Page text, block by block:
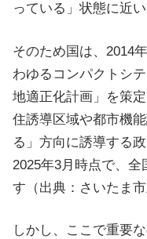
っている」状態に近い
そのため国は、2014
わゆるコンパクトシ
地適正化計画」を策
住誘導区域や都市機
る」方向に誘導する
2025年3月時点で、
す（出典：さいたま
しかし、ここで重要